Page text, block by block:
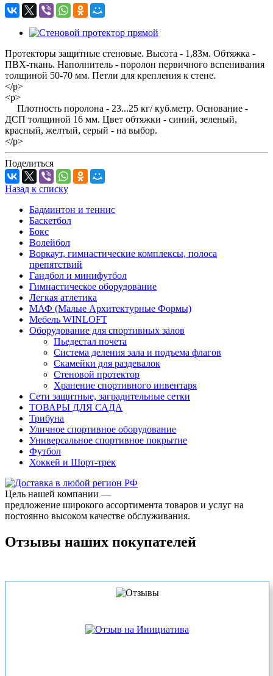
Протекторы защитные стеновые. Высота - 1,83м. Обтяжка -
ПВХ-ткань. Наполнитель - поролон первичного вспенивания
толщиной 50-70 мм. Петли для крепления к стене.
</p>
<p>
Плотность поролона - 23...25 кг/ куб.метр. Основание -
ДСП толщиной 16 мм. Цвет обтяжки - синий, зеленый,
красный, желтый, серый - на выбор.
</p>
Поделиться
Назад к списку
Бадминтон и теннис
Баскетбол
Бокс
Волейбол
Воркаут, гимнастические комплексы, полоса
препятствий
Гандбол и минифутбол
Гимнастическое оборудование
Легкая атлетика
МАФ (Малые Архитектурные Формы)
Мебель WINLOFT
Оборудование для спортивных залов
Пьедестал почета
Система деления зала и подъема флагов
Скамейки для раздевалок
Стеновой протектор
Хранение спортивного инвентаря
Сети защитные, заградительные сетки
ТОВАРЫ ДЛЯ САДА
Трибуна
Уличное спортивное оборудование
Универсальное спортивное покрытие
Футбол
Хоккей и Шорт-трек
Цель нашей компании —
предложение широкого ассортимента товаров и услуг на
постоянно высоком качестве обслуживания.
Отзывы наших покупателей